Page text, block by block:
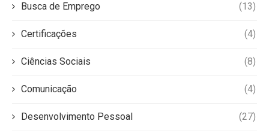
Busca de Emprego (13)
Certificações (4)
Ciências Sociais (8)
Comunicação (4)
Desenvolvimento Pessoal (27)